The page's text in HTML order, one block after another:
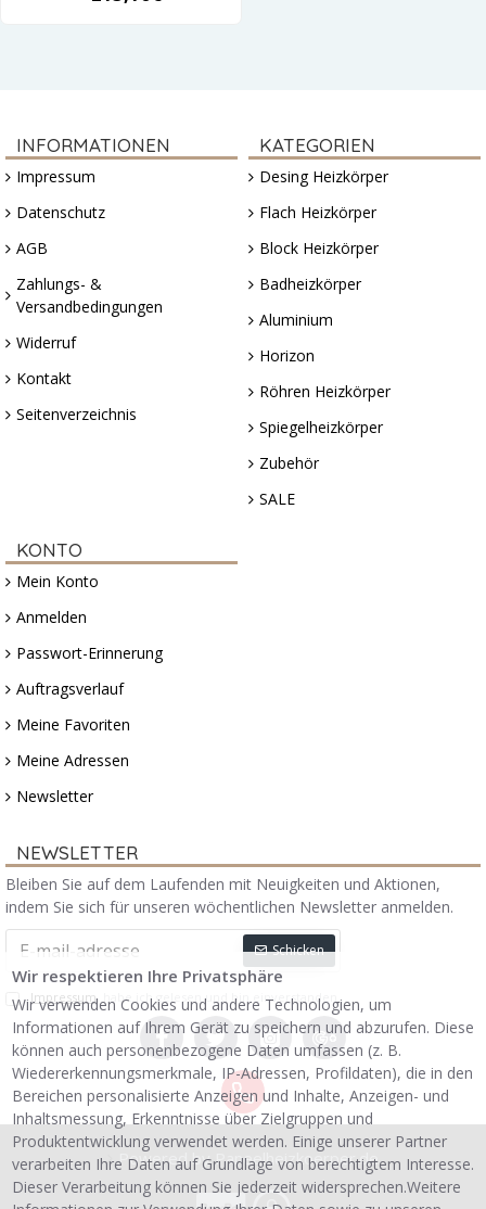
INFORMATIONEN
Impressum
Datenschutz
AGB
Zahlungs- &
Versandbedingungen
Widerruf
Kontakt
Seitenverzeichnis
KATEGORIEN
Desing Heizkörper
Flach Heizkörper
Block Heizkörper
Badheizkörper
Aluminium
Horizon
Röhren Heizkörper
Spiegelheizkörper
Zubehör
SALE
KONTO
Mein Konto
Anmelden
Passwort-Erinnerung
Auftragsverlauf
Meine Favoriten
Meine Adressen
Newsletter
NEWSLETTER
Bleiben Sie auf dem Laufenden mit Neuigkeiten und Aktionen,
indem Sie sich für unseren wöchentlichen Newsletter anmelden.
Schicken
Impressum habe ich gelesen und bin einverstanden.
Powered by Paneelheizkoerper.de
Wir respektieren Ihre Privatsphäre
Wir verwenden Cookies und andere Technologien, um
Informationen auf Ihrem Gerät zu speichern und abzurufen. Diese
können auch personenbezogene Daten umfassen (z. B.
Wiedererkennungsmerkmale, IP-Adressen, Profildaten), die in den
Bereichen personalisierte Anzeigen und Inhalte, Anzeigen- und
Inhaltsmessung, Erkenntnisse über Zielgruppen und
Produktentwicklung verwendet werden. Einige unserer Partner
verarbeiten Ihre Daten auf Grundlage von berechtigtem Interesse.
Dieser Verarbeitung können Sie jederzeit widersprechen.Weitere